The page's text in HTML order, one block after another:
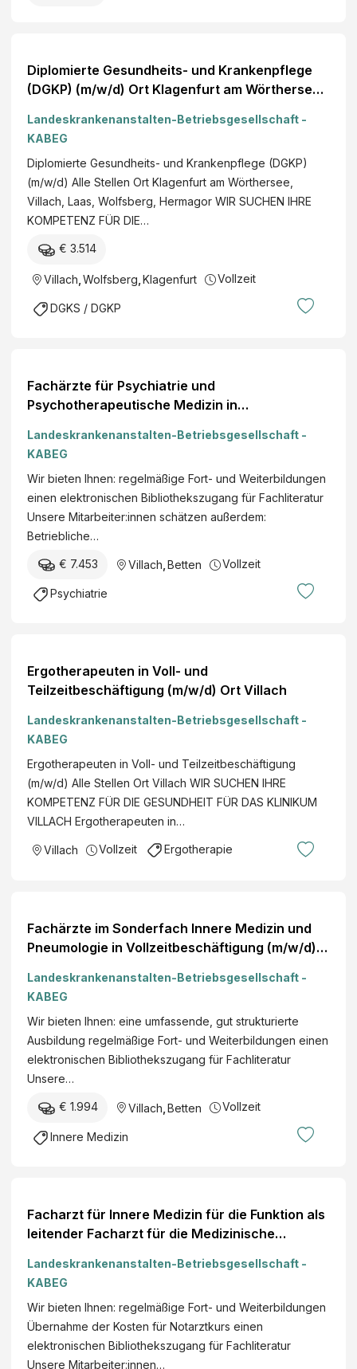
Diplomierte Gesundheits- und Krankenpflege
(DGKP) (m/w/d) Ort Klagenfurt am Wörthersee,
Landeskrankenanstalten-Betriebsgesellschaft -
KABEG
Diplomierte Gesundheits- und Krankenpflege (DGKP)
(m/w/d) Alle Stellen Ort Klagenfurt am Wörthersee,
Villach, Laas, Wolfsberg, Hermagor WIR SUCHEN IHRE
KOMPETENZ FÜR DIE…
€ 3.514
Villach Wolfsberg Klagenfurt Vollzeit
DGKS / DGKP
Fachärzte für Psychiatrie und
Psychotherapeutische Medizin in
Landeskrankenanstalten-Betriebsgesellschaft -
KABEG
Wir bieten Ihnen: regelmäßige Fort- und Weiterbildungen
einen elektronischen Bibliothekszugang für Fachliteratur
Unsere Mitarbeiter:innen schätzen außerdem:
Betriebliche…
€ 7.453 Villach Betten Vollzeit
Psychiatrie
Ergotherapeuten in Voll- und
Teilzeitbeschäftigung (m/w/d) Ort Villach
Landeskrankenanstalten-Betriebsgesellschaft -
KABEG
Ergotherapeuten in Voll- und Teilzeitbeschäftigung
(m/w/d) Alle Stellen Ort Villach WIR SUCHEN IHRE
KOMPETENZ FÜR DIE GESUNDHEIT FÜR DAS KLINIKUM
VILLACH Ergotherapeuten in…
Villach Vollzeit Ergotherapie
Fachärzte im Sonderfach Innere Medizin und
Pneumologie in Vollzeitbeschäftigung (m/w/d)
Landeskrankenanstalten-Betriebsgesellschaft -
KABEG
Wir bieten Ihnen: eine umfassende, gut strukturierte
Ausbildung regelmäßige Fort- und Weiterbildungen einen
elektronischen Bibliothekszugang für Fachliteratur
Unsere…
€ 1.994 Villach Betten Vollzeit
Innere Medizin
Facharzt für Innere Medizin für die Funktion als
leitender Facharzt für die Medizinische
Ort Villach
Landeskrankenanstalten-Betriebsgesellschaft -
KABEG
Wir bieten Ihnen: regelmäßige Fort- und Weiterbildungen
Übernahme der Kosten für Notarztkurs einen
elektronischen Bibliothekszugang für Fachliteratur
Unsere Mitarbeiter:innen…